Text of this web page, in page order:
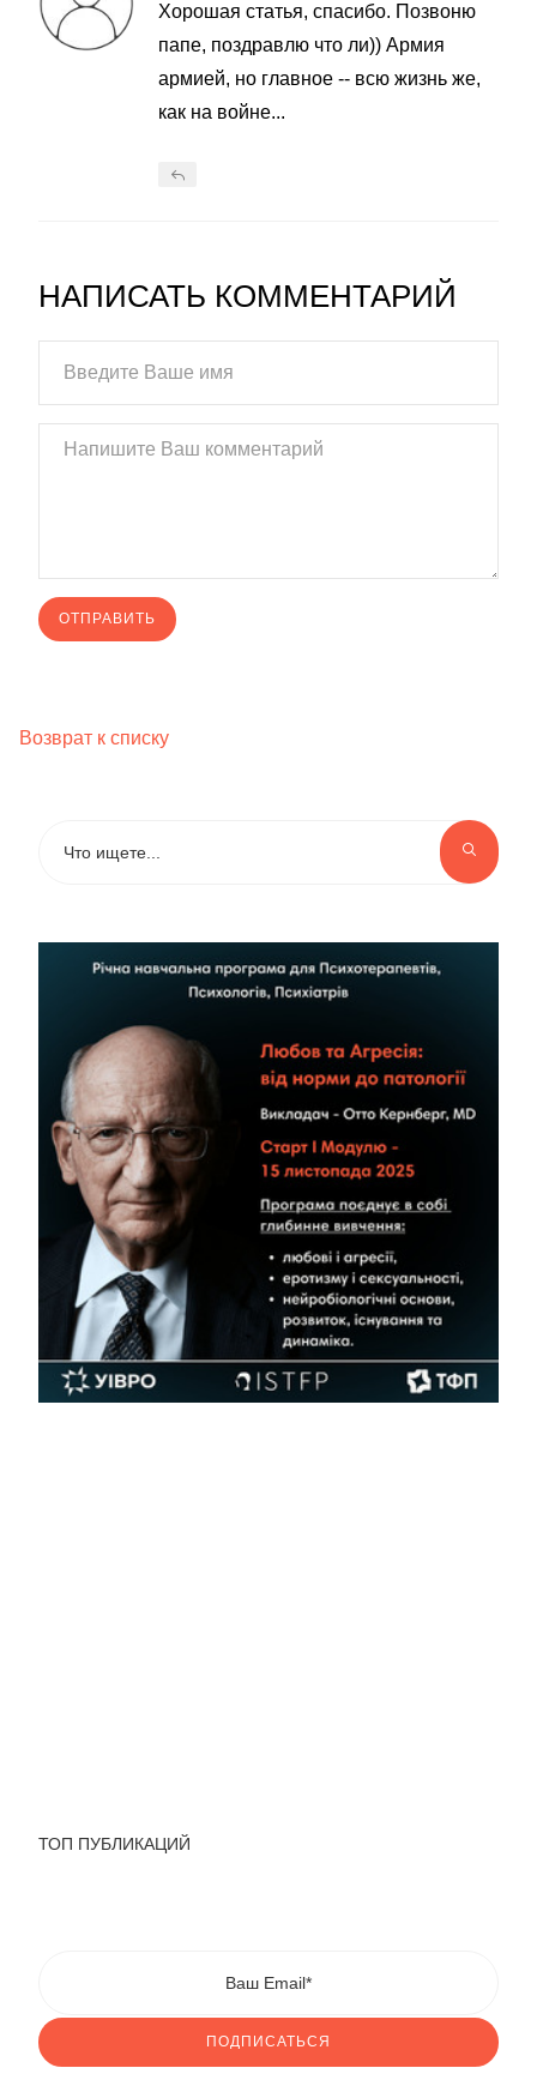
Хорошая статья, спасибо. Позвоню
папе, поздравлю что ли)) Армия
армией, но главное -- всю жизнь же,
как на войне...
НАПИСАТЬ КОММЕНТАРИЙ
Возврат к списку
ТОП ПУБЛИКАЦИЙ
ПОДПИСАТЬСЯ